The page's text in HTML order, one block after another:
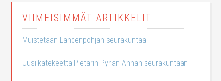
VIIMEISIMMÄT ARTIKKELIT
Muistetaan Lahdenpohjan seurakuntaa
Uusi katekeetta Pietarin Pyhän Annan seurakuntaan